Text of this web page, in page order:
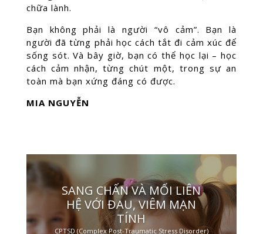
chữa lành.
Bạn không phải là người “vô cảm”. Bạn là
người đã từng phải học cách tắt đi cảm xúc để
sống sót. Và bây giờ, bạn có thể học lại – học
cách cảm nhận, từng chút một, trong sự an
toàn mà bạn xứng đáng có được.
MIA NGUYỄN
SANG CHẤN VÀ MỐI LIÊN
HỆ VỚI ĐAU, VIÊM MẠN
TÍNH
CPTSD (Complex Post-Traumatic Stress Disorder)